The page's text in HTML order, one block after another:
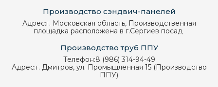
Производство сэндвич-панелей
Адрес:г. Московская область, Производственная
площадка расположена в г.Сергиев посад
Производство труб ППУ
Телефон:8 (986) 314-94-49
Адрес:г. Дмитров, ул. Промышленная 15 (Производство
ППУ)